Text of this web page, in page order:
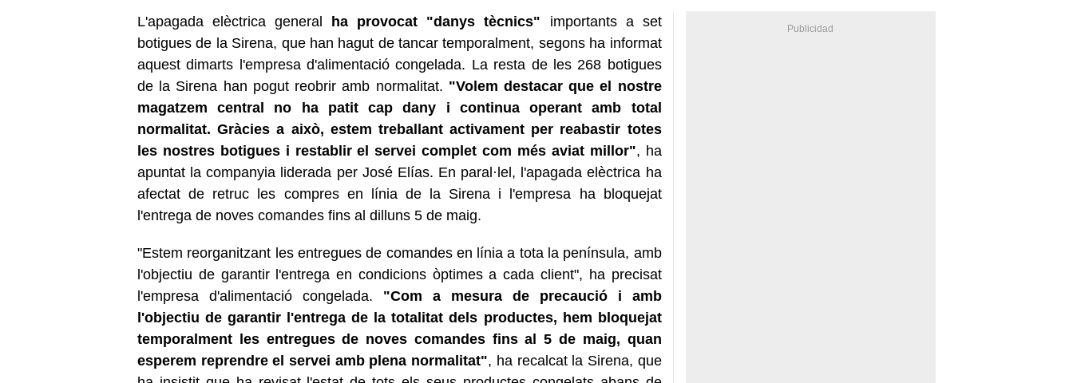
L'apagada elèctrica general ha provocat "danys tècnics" importants a set
botigues de la Sirena, que han hagut de tancar temporalment, segons ha informat
aquest dimarts l'empresa d'alimentació congelada. La resta de les 268 botigues
de la Sirena han pogut reobrir amb normalitat. "Volem destacar que el nostre
magatzem central no ha patit cap dany i continua operant amb total
normalitat. Gràcies a això, estem treballant activament per reabastir totes
les nostres botigues i restablir el servei complet com més aviat millor", ha
apuntat la companyia liderada per José Elías. En paral·lel, l'apagada elèctrica ha
afectat de retruc les compres en línia de la Sirena i l'empresa ha bloquejat
l'entrega de noves comandes fins al dilluns 5 de maig.
"Estem reorganitzant les entregues de comandes en línia a tota la península, amb
l'objectiu de garantir l'entrega en condicions òptimes a cada client", ha precisat
l'empresa d'alimentació congelada. "Com a mesura de precaució i amb
l'objectiu de garantir l'entrega de la totalitat dels productes, hem bloquejat
temporalment les entregues de noves comandes fins al 5 de maig, quan
esperem reprendre el servei amb plena normalitat", ha recalcat la Sirena, que